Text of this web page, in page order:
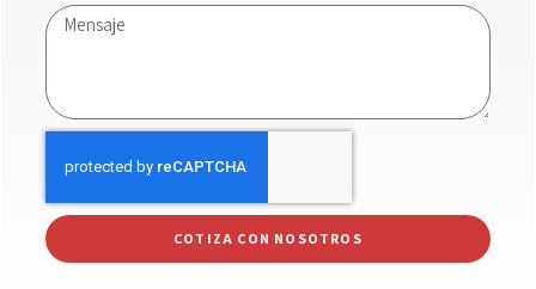
COTIZA CON NOSOTROS